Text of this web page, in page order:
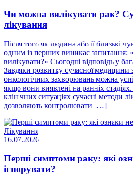
Чи можна вилікувати рак?
лікування
Після того як людина або її близькі
одним із перших виникає запитання:
вилікувати?» Сьогодні відповідь у
Завдяки розвитку сучасної медицини
онкологічних захворювань можна
якщо вони виявлені на ранніх
клінічних ситуаціях сучасні методи
дозволяють контролювати […]
Лікування
16.07.2026
Перші симптоми раку: які
ігнорувати?